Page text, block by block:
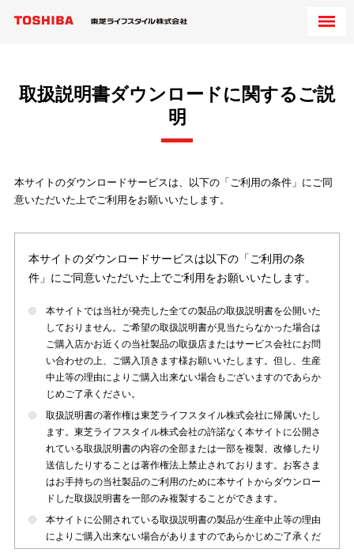
取扱説明書ダウンロードに関するご説
明
本サイトのダウンロードサービスは、以下の「ご利用の条件」にご同
意いただいた上でご利用をお願いいたします。
本サイトのダウンロードサービスは以下の「ご利用の条
件」にご同意いただいた上でご利用をお願いいたします。
本サイトでは当社が発売した全ての製品の取扱説明書を公開いた
しておりません。ご希望の取扱説明書が見当たらなかった場合は
ご購入店かお近くの当社製品の取扱店またはサービス会社にお問
い合わせの上、ご購入頂きます様お願いいたします。但し、生産
中止等の理由によりご購入出来ない場合もございますのであらか
じめご了承ください。
取扱説明書の著作権は東芝ライフスタイル株式会社に帰属いたし
ます。東芝ライフスタイル株式会社の許諾なく本サイトに公開さ
れている取扱説明書の内容の全部または一部を複製、改修したり
送信したりすることは著作権法上禁止されております。お客さま
はお手持ちの当社製品のご利用のために本サイトからダウンロー
ドした取扱説明書を一部のみ複製することができます。
本サイトに公開されている取扱説明書の製品が生産中止等の理由
によりご購入出来ない場合がありますのであらかじめご了承くだ